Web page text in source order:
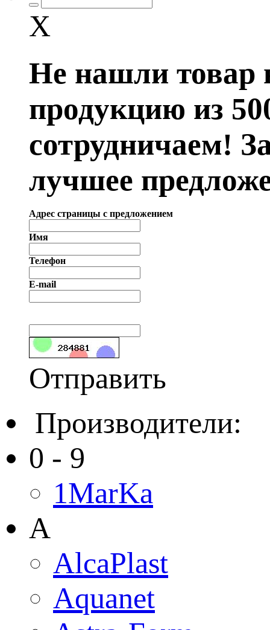
X
Не нашли товар
продукцию из
сотрудничаем!
лучшее
Адрес страницы с предложением
Имя
Телефон
E-mail
Отправить
Производители:
0 - 9
1MarKa
A
AlcaPlast
Aquanet